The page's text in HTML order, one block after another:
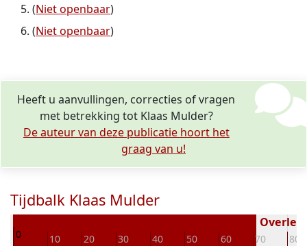
(Niet openbaar)
(Niet openbaar)
Heeft u aanvullingen, correcties of vragen
met betrekking tot Klaas Mulder?
De auteur van deze publicatie hoort het
graag van u!
Tijdbalk Klaas Mulder
0 10 20 30 40 50 60 70 80